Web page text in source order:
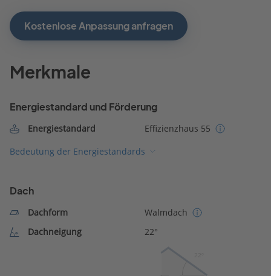
Kostenlose Anpassung anfragen
Merkmale
Energiestandard und Förderung
Energiestandard
Effizienzhaus 55
Bedeutung der Energiestandards
Dach
Dachform
Walmdach
Dachneigung
22°